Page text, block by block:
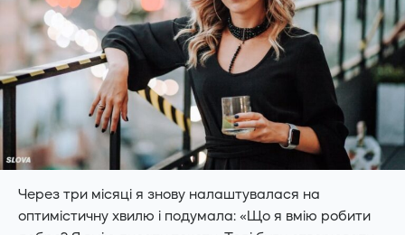
Через три місяці я знову налаштувалася на
оптимістичну хвилю і подумала: «Що я вмію робити